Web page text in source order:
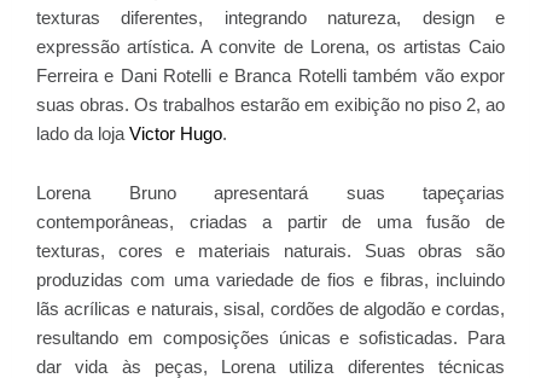
texturas diferentes, integrando natureza, design e
expressão artística. A convite de Lorena, os artistas Caio
Ferreira e Dani Rotelli e Branca Rotelli também vão expor
suas obras. Os trabalhos estarão em exibição no piso 2, ao
lado da loja Victor Hugo.
Lorena Bruno apresentará suas tapeçarias
contemporâneas, criadas a partir de uma fusão de
texturas, cores e materiais naturais. Suas obras são
produzidas com uma variedade de fios e fibras, incluindo
lãs acrílicas e naturais, sisal, cordões de algodão e cordas,
resultando em composições únicas e sofisticadas. Para
dar vida às peças, Lorena utiliza diferentes técnicas